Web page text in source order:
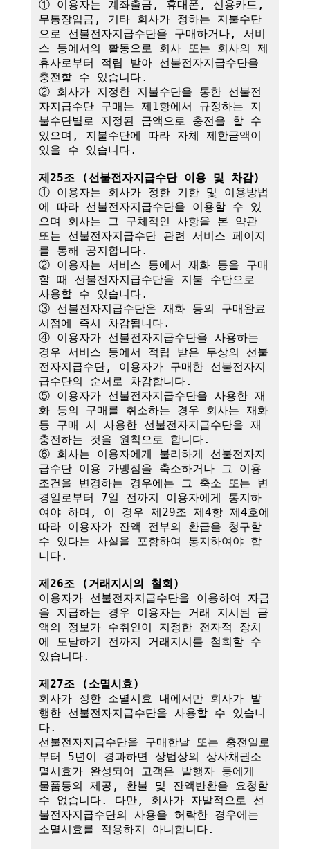
① 이용자는 계좌출금, 휴대폰, 신용카드,
무통장입금, 기타 회사가 정하는 지불수단
으로 선불전자지급수단을 구매하거나, 서비
스 등에서의 활동으로 회사 또는 회사의 제
휴사로부터 적립 받아 선불전자지급수단을
충전할 수 있습니다.
② 회사가 지정한 지불수단을 통한 선불전
자지급수단 구매는 제1항에서 규정하는 지
불수단별로 지정된 금액으로 충전을 할 수
있으며, 지불수단에 따라 자체 제한금액이
있을 수 있습니다.
제25조 (선불전자지급수단 이용 및 차감)
① 이용자는 회사가 정한 기한 및 이용방법
에 따라 선불전자지급수단을 이용할 수 있
으며 회사는 그 구체적인 사항을 본 약관
또는 선불전자지급수단 관련 서비스 페이지
를 통해 공지합니다.
② 이용자는 서비스 등에서 재화 등을 구매
할 때 선불전자지급수단을 지불 수단으로
사용할 수 있습니다.
③ 선불전자지급수단은 재화 등의 구매완료
시점에 즉시 차감됩니다.
④ 이용자가 선불전자지급수단을 사용하는
경우 서비스 등에서 적립 받은 무상의 선불
전자지급수단, 이용자가 구매한 선불전자지
급수단의 순서로 차감합니다.
⑤ 이용자가 선불전자지급수단을 사용한 재
화 등의 구매를 취소하는 경우 회사는 재화
등 구매 시 사용한 선불전자지급수단을 재
충전하는 것을 원칙으로 합니다.
⑥ 회사는 이용자에게 불리하게 선불전자지
급수단 이용 가맹점을 축소하거나 그 이용
조건을 변경하는 경우에는 그 축소 또는 변
경일로부터 7일 전까지 이용자에게 통지하
여야 하며, 이 경우 제29조 제4항 제4호에
따라 이용자가 잔액 전부의 환급을 청구할
수 있다는 사실을 포함하여 통지하여야 합
니다.
제26조 (거래지시의 철회)
이용자가 선불전자지급수단을 이용하여 자금
을 지급하는 경우 이용자는 거래 지시된 금
액의 정보가 수취인이 지정한 전자적 장치
에 도달하기 전까지 거래지시를 철회할 수
있습니다.
제27조 (소멸시효)
회사가 정한 소멸시효 내에서만 회사가 발
행한 선불전자지급수단을 사용할 수 있습니
다.
선불전자지급수단을 구매한날 또는 충전일로
부터 5년이 경과하면 상법상의 상사채권소
멸시효가 완성되어 고객은 발행자 등에게
물품등의 제공, 환불 및 잔액반환을 요청할
수 없습니다. 다만, 회사가 자발적으로 선
불전자지급수단의 사용을 허락한 경우에는
소멸시효를 적용하지 아니합니다.